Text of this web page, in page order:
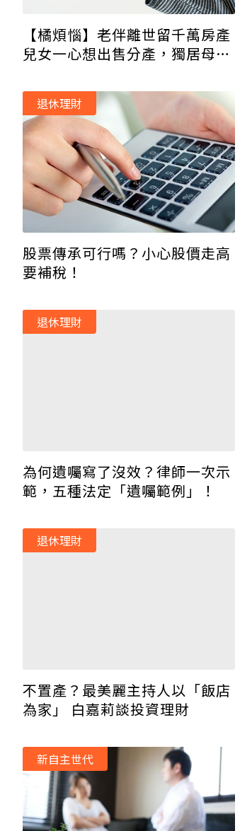
【橘煩惱】老伴離世留千萬房產
兒女一心想出售分產，獨居母怎
股票傳承可行嗎？小心股價走高
要補稅！
退休理財
為何遺囑寫了沒效？律師一次示
範，五種法定「遺囑範例」！
退休理財
不置產？最美麗主持人以「飯店
為家」 白嘉莉談投資理財
退休理財
新自主世代